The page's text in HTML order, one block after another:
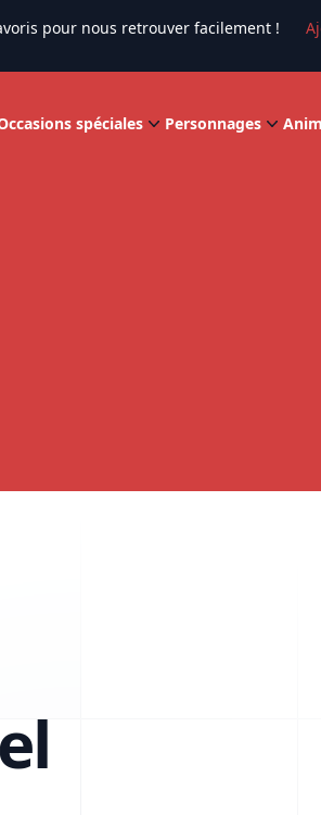
pour nous retrouver facilement !
spéciales Personnages